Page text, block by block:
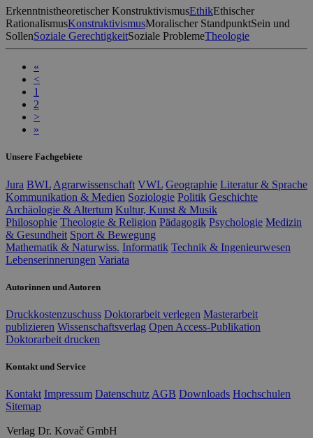
Erkenntnistheoretischer KonstruktivismusEthikEthischer
RationalismusKonstruktivismusMoralischer StandpunktSein und
SollenSoziale GerechtigkeitSoziale ProblemeTheologie
«
<
1
2
>
»
Unsere Fachgebiete
Jura BWL Agrarwissenschaft VWL Geographie Literatur & Sprache
Kommunikation & Medien Soziologie Politik Geschichte
Archäologie & Altertum Kultur, Kunst & Musik
Philosophie Theologie & Religion Pädagogik Psychologie Medizin
& Gesundheit Sport & Bewegung
Mathematik & Naturwiss. Informatik Technik & Ingenieurwesen
Lebenserinnerungen Variata
Autorinnen und Autoren
Druckkostenzuschuss Doktorarbeit verlegen Masterarbeit
publizieren Wissenschaftsverlag Open Access-Publikation
Doktorarbeit drucken
Kontakt und Service
Kontakt Impressum Datenschutz AGB Downloads Hochschulen
Sitemap
Verlag Dr. Kovač GmbH